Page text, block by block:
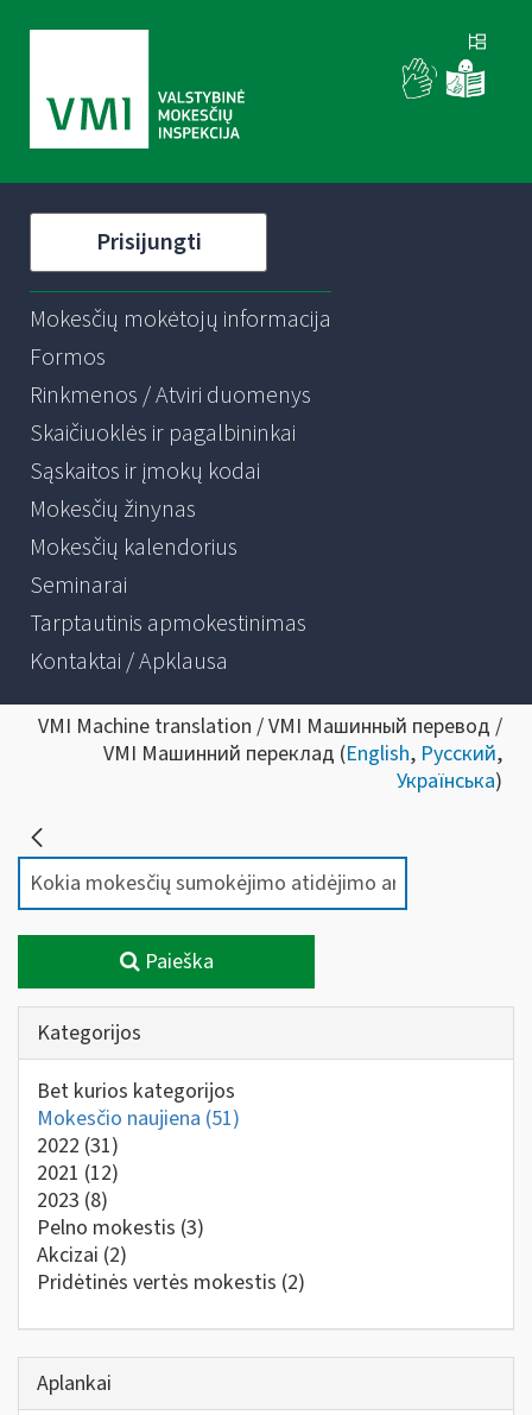
Prisijungti
Mokesčių mokėtojų informacija
Formos
Rinkmenos / Atviri duomenys
Skaičiuoklės ir pagalbininkai
Sąskaitos ir įmokų kodai
Mokesčių žinynas
Mokesčių kalendorius
Seminarai
Tarptautinis apmokestinimas
Kontaktai / Apklausa
VMI Machine translation / VMI Машинный перевод /
VMI Машинний переклад (English, Русский,
Українська)
Paieška
Kategorijos
Bet kurios kategorijos
Mokesčio naujiena (51)
2022 (31)
2021 (12)
2023 (8)
Pelno mokestis (3)
Akcizai (2)
Pridėtinės vertės mokestis (2)
Aplankai